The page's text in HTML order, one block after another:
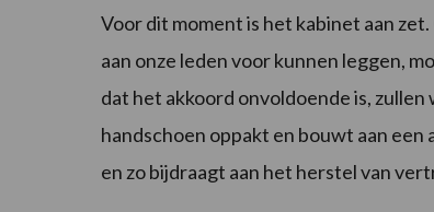
Voor dit moment is het kabinet aan
aan onze leden voor kunnen leggen,
dat het akkoord onvoldoende is,
handschoen oppakt en bouwt aan
en zo bijdraagt aan het herstel van